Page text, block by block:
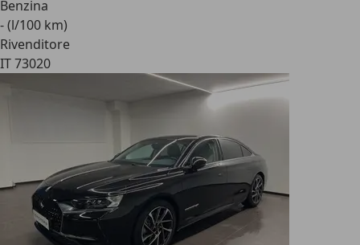
Benzina
- (l/100 km)
Rivenditore
IT 73020